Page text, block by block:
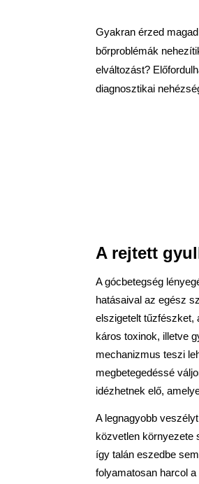
Gyakran érzed
bőrproblémák
elváltozást?
diagnosztikai
A rejtett
A gócbetegség
hatásaival az egész
elszigetelt tűzfészket,
káros toxinok, illetve
mechanizmus teszi
megbetegedéssé
idézhetnek elő,
A legnagyobb
közvetlen környezete
így talán eszedbe
folyamatosan harcol